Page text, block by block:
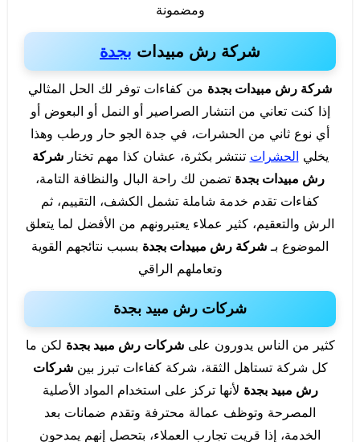
ومضمونة
شركة رش مبيدات بجدة
شركة رش مبيدات بجدة من كفاءات توفر لك الحل المثالي
إذا كنت تعاني من انتشار الصراصير أو النمل أو البعوض أو
أي نوع ثاني من الحشرات، في جدة الجو حار ورطب وهذا
يخلي الحشرات تنتشر بكثرة، عشان كذا مهم تختارشركة
رش مبيدات بجدة تضمن لك راحة البال والنظافة التامة،
كفاءات تقدم خدمة شاملة تشمل الكشف، التقييم، ثم
الرش والتعقيم، كثير عملاء يعتبرونهم من الأفضل لما يتعلق
الموضوع بـ شركة رش مبيدات بجدة بسبب نتائجهم القوية
وتعاملهم الراقي
شركات رش مبيد بجدة
كثير من الناس يدورون علىشركات رش مبيد بجدة لكن ما
كل شركة تستاهل الثقة، شركة كفاءات تبرز بينشركات
رش مبيد بجدة لأنها تركز على استخدام المواد الأصلية
المصرحة وتوظف عمالة محترفة وتقدم ضمانات بعد
الخدمة، إذا قريت تجارب العملاء، بتحصل إنهم يمدحون